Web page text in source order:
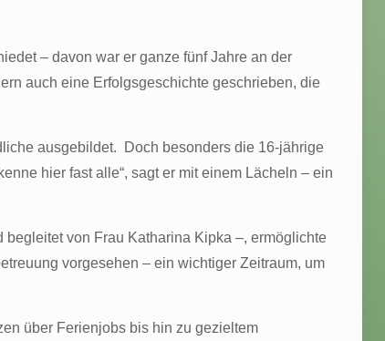
– davon war er ganze fünf Jahre an der
auch eine Erfolgsgeschichte geschrieben, die
ausgebildet. Doch besonders die 16-jährige
hier fast alle“, sagt er mit einem Lächeln – ein
von Frau Katharina Kipka –, ermöglichte
vorgesehen – ein wichtiger Zeitraum, um
über Ferienjobs bis hin zu gezieltem